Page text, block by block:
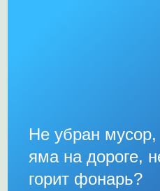
Не убран мусор,
яма на дороге,
горит фонарь?